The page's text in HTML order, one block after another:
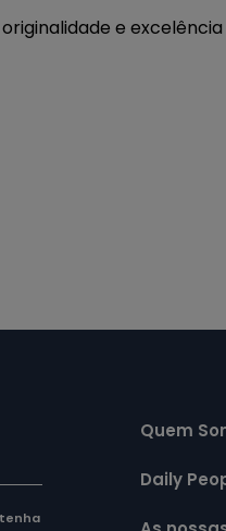
e
Quem
Daily